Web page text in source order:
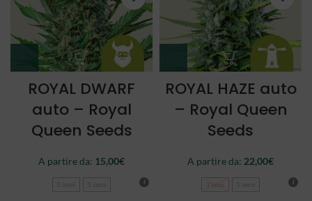
ROYAL DWARF
auto – Royal
Queen Seeds
A partire da: 15,00€
ROYAL HAZE auto
– Royal Queen
Seeds
A partire da: 22,00€
3 semi